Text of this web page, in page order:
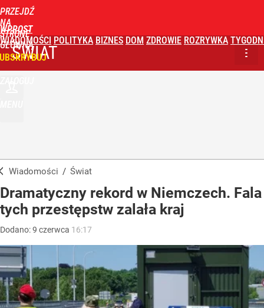
PRZEJDŹ
NA
STRONĘ
GŁÓWNĄ
WPROST
WIADOMOŚCI POLITYKA BIZNES DOM ZDROWIE ROZRYWKA
ŚWIAT
Wiadomości / Świat
Dramatyczny rekord w Niemczech. Fala
tych przestępstw zalała kraj
Dodano:9 czerwca 16:17